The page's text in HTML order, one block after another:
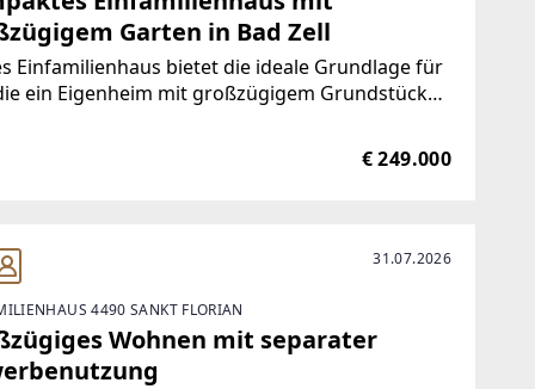
Garten in Bad Zell
Einfamilienhaus bietet die ideale Grundlage für
ein Eigenheim mit großzügigem Grundstück
sich, die Immobilie nach den eigenen€ 249.000
31.07.2026
4490 SANKT FLORIAN
Wohnen mit separater